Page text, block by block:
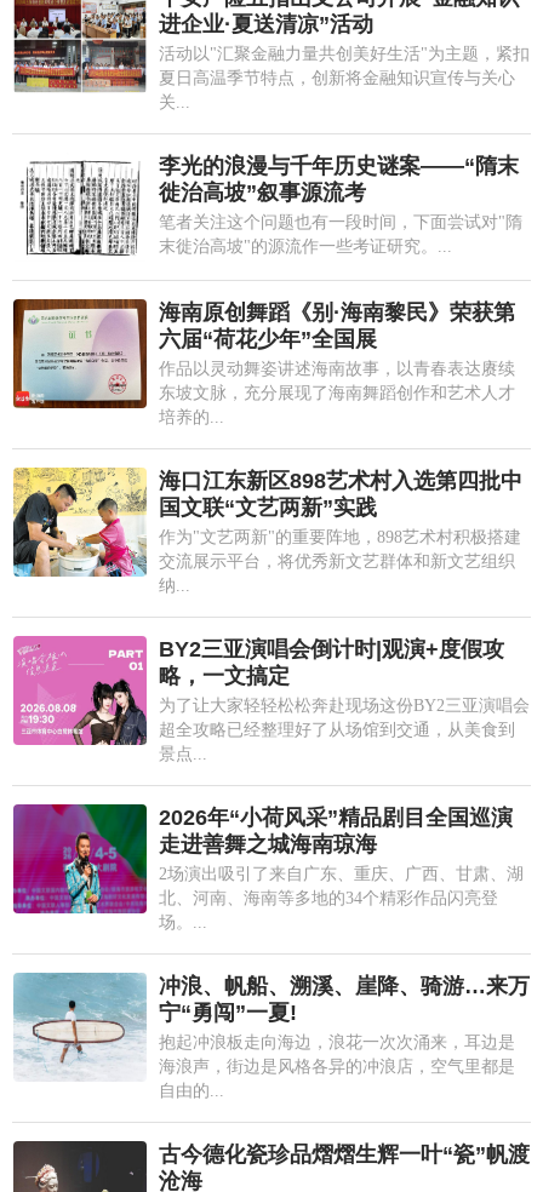
进企业·夏送清凉”活动
活动以"汇聚金融力量共创美好生活"为主题，紧扣
夏日高温季节特点，创新将金融知识宣传与关心
关...
李光的浪漫与千年历史谜案——“隋末
徙治高坡”叙事源流考
笔者关注这个问题也有一段时间，下面尝试对"隋
末徙治高坡"的源流作一些考证研究。...
海南原创舞蹈《别·海南黎民》荣获第
六届“荷花少年”全国展
作品以灵动舞姿讲述海南故事，以青春表达赓续
东坡文脉，充分展现了海南舞蹈创作和艺术人才
培养的...
海口江东新区898艺术村入选第四批中
国文联“文艺两新”实践
作为"文艺两新"的重要阵地，898艺术村积极搭建
交流展示平台，将优秀新文艺群体和新文艺组织
纳...
BY2三亚演唱会倒计时|观演+度假攻
略，一文搞定
为了让大家轻轻松松奔赴现场这份BY2三亚演唱会
超全攻略已经整理好了从场馆到交通，从美食到
景点...
2026年“小荷风采”精品剧目全国巡演
走进善舞之城海南琼海
2场演出吸引了来自广东、重庆、广西、甘肃、湖
北、河南、海南等多地的34个精彩作品闪亮登
场。...
冲浪、帆船、溯溪、崖降、骑游…来万
宁“勇闯”一夏!
抱起冲浪板走向海边，浪花一次次涌来，耳边是
海浪声，街边是风格各异的冲浪店，空气里都是
自由的...
古今德化瓷珍品熠熠生辉一叶“瓷”帆渡
沧海